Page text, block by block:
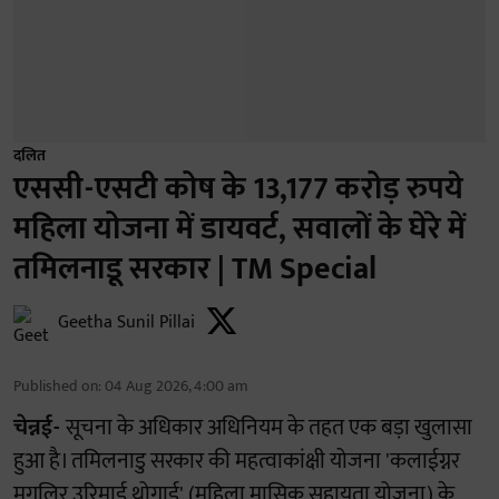
दलित
एससी-एसटी कोष के 13,177 करोड़ रुपये
महिला योजना में डायवर्ट, सवालों के घेरे में
तमिलनाडू सरकार | TM Special
Geetha Sunil Pillai
Published on: 04 Aug 2026, 4:00 am
चेन्नई-सूचना के अधिकार अधिनियम के तहत एक बड़ा खुलासा
हुआ है। तमिलनाडु सरकार की महत्वाकांक्षी योजना 'कलाईग्नर